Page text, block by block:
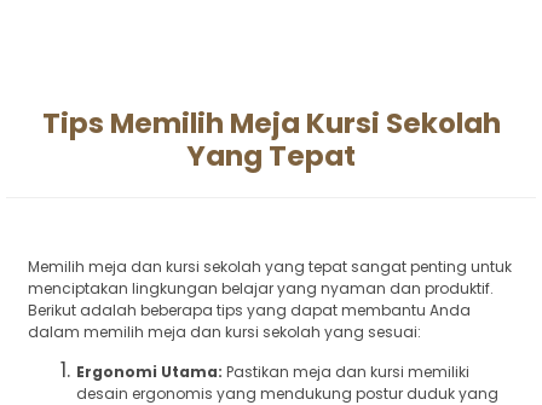
Tips Memilih Meja Kursi Sekolah
Yang Tepat
Memilih meja dan kursi sekolah yang tepat sangat penting untuk
menciptakan lingkungan belajar yang nyaman dan produktif.
Berikut adalah beberapa tips yang dapat membantu Anda
dalam memilih meja dan kursi sekolah yang sesuai:
Ergonomi Utama: Pastikan meja dan kursi memiliki
desain ergonomis yang mendukung postur duduk yang